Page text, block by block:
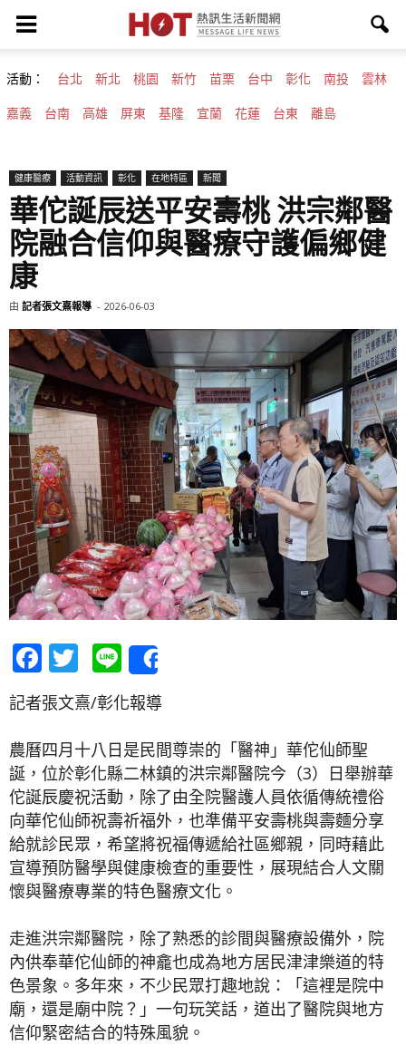
活動： 台北 新北 桃園 新竹 苗栗 台中 彰化 南投 雲林
嘉義 台南 高雄 屏東 基隆 宜蘭 花蓮 台東 離島
健康醫療 活動資訊 彰化 在地特區 新聞
華佗誕辰送平安壽桃 洪宗鄰醫
院融合信仰與醫療守護偏鄉健
康
由 記者張文熹報導 - 2026-06-03
Facebook
Twitter
Line
記者張文熹/彰化報導
農曆四月十八日是民間尊崇的「醫神」華佗仙師聖
誕，位於彰化縣二林鎮的洪宗鄰醫院今（3）日舉辦華
佗誕辰慶祝活動，除了由全院醫護人員依循傳統禮俗
向華佗仙師祝壽祈福外，也準備平安壽桃與壽麵分享
給就診民眾，希望將祝福傳遞給社區鄉親，同時藉此
宣導預防醫學與健康檢查的重要性，展現結合人文關
懷與醫療專業的特色醫療文化。
走進洪宗鄰醫院，除了熟悉的診間與醫療設備外，院
內供奉華佗仙師的神龕也成為地方居民津津樂道的特
色景象。多年來，不少民眾打趣地說：「這裡是院中
廟，還是廟中院？」一句玩笑話，道出了醫院與地方
信仰緊密結合的特殊風貌。